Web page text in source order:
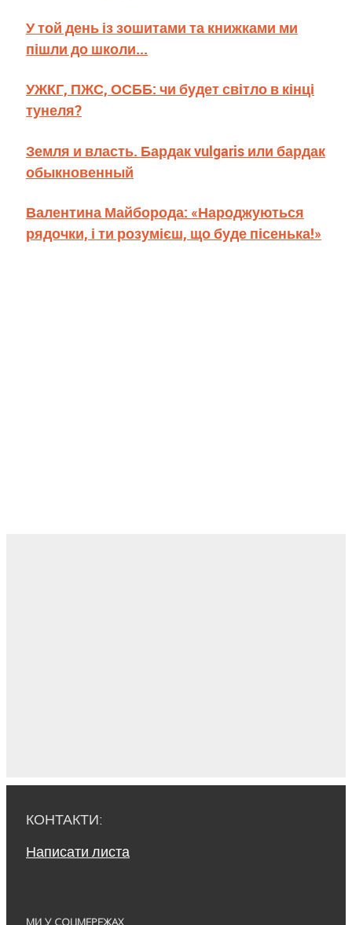
У той день із зошитами та книжками ми
пішли до школи...
УЖКГ, ПЖС, ОСББ: чи будет світло в кінці
тунеля?
Земля и власть. Бардак vulgaris или бардак
обыкновенный
Валентина Майборода: «Народжуються
рядочки, і ти розумієш, що буде пісенька!»
КОНТАКТИ:
Написати листа
МИ У СОЦМЕРЕЖАХ